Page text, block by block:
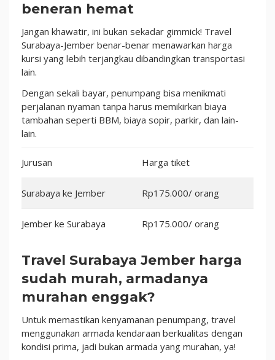
beneran hemat
Jangan khawatir, ini bukan sekadar gimmick! Travel
Surabaya-Jember benar-benar menawarkan harga
kursi yang lebih terjangkau dibandingkan transportasi
lain.
Dengan sekali bayar, penumpang bisa menikmati
perjalanan nyaman tanpa harus memikirkan biaya
tambahan seperti BBM, biaya sopir, parkir, dan lain-
lain.
Jurusan Harga tiket
Surabaya ke Jember Rp175.000/ orang
Jember ke Surabaya Rp175.000/ orang
Travel Surabaya Jember harga
sudah murah, armadanya
murahan enggak?
Untuk memastikan kenyamanan penumpang, travel
menggunakan armada kendaraan berkualitas dengan
kondisi prima, jadi bukan armada yang murahan, ya!